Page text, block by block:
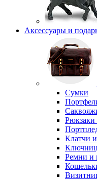
Аксессуары и
Сумки
Рюкзаки
Клатчи
Ремни и